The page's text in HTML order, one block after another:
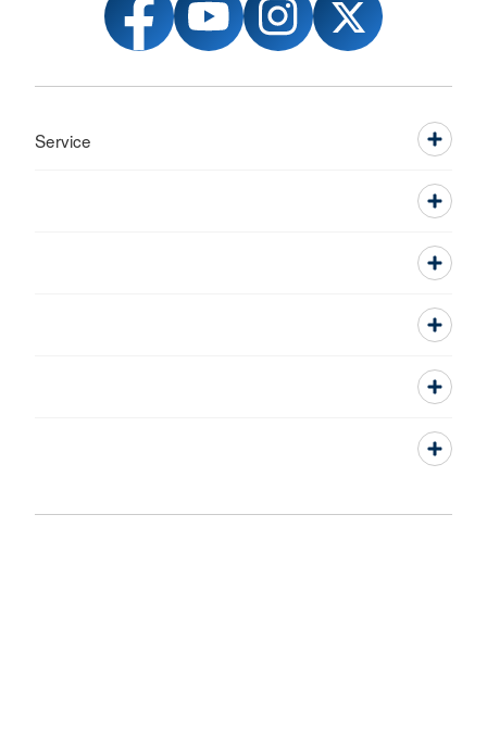
Service